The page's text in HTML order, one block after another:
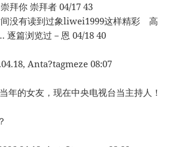
拜你 崇拜者 04/17 43
间没有读到过象liwei1999这样精彩 高
篇浏览过－恩 04/18 40
Anta?tagmeze 08:07
年的女友，现在中央电视台当主持人！